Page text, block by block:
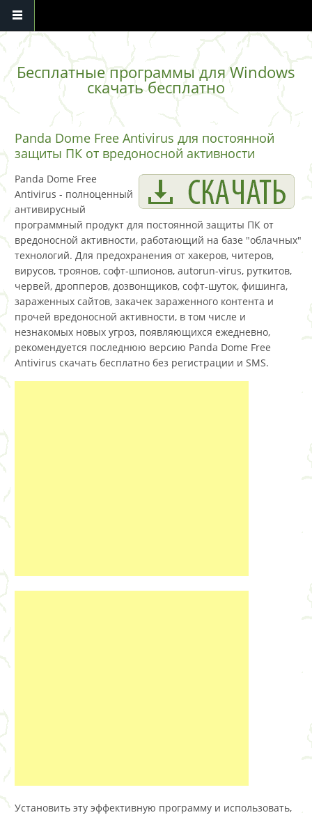
Перейти к основному содержанию
Бесплатные программы для Windows
скачать бесплатно
Panda Dome Free Antivirus для постоянной
защиты ПК от вредоносной активности
Panda Dome Free
Antivirus - полноценный
антивирусный
программный продукт для постоянной защиты ПК от
вредоносной активности, работающий на базе "облачных"
технологий. Для предохранения от хакеров, читеров,
вирусов, троянов, софт-шпионов, autorun-virus, руткитов,
червей, дропперов, дозвонщиков, софт-шуток, фишинга,
зараженных сайтов, закачек зараженного контента и
прочей вредоносной активности, в том числе и
незнакомых новых угроз, появляющихся ежедневно,
рекомендуется последнюю версию Panda Dome Free
Antivirus скачать бесплатно без регистрации и SMS.
Установить эту эффективную программу и использовать,